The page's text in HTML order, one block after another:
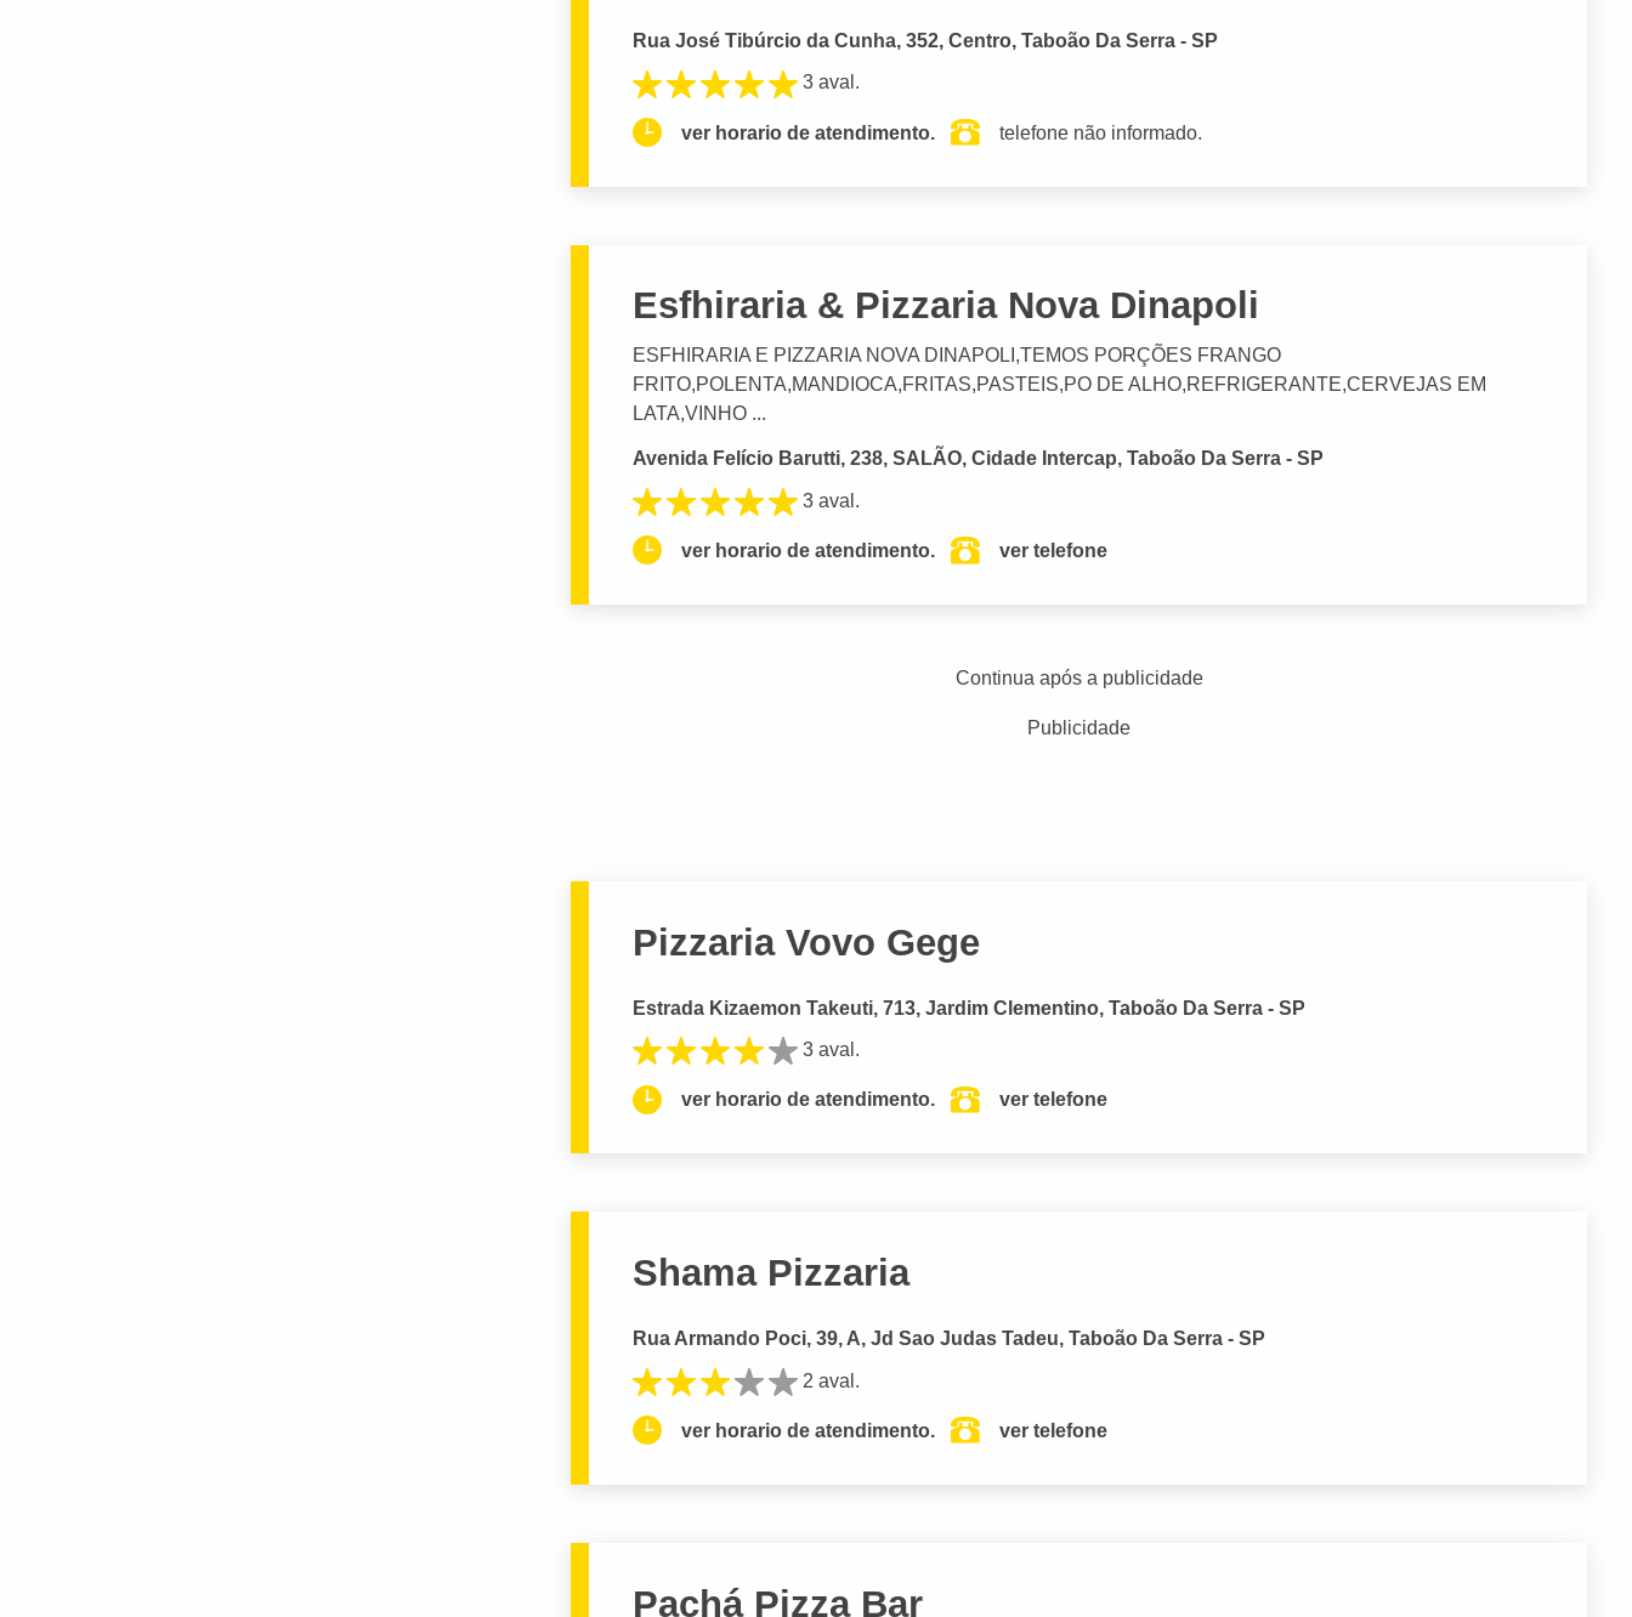
Rua José Tibúrcio da Cunha, 352, Centro, Taboão Da Serra - SP
3 aval.
ver horario de atendimento. telefone não informado.
Esfhiraria & Pizzaria Nova Dinapoli
ESFHIRARIA E PIZZARIA NOVA DINAPOLI,TEMOS PORÇÕES FRANGO
FRITO,POLENTA,MANDIOCA,FRITAS,PASTEIS,PO DE ALHO,REFRIGERANTE,CERVEJAS EM
LATA,VINHO ...
Avenida Felício Barutti, 238, SALÃO, Cidade Intercap, Taboão Da Serra - SP
3 aval.
ver horario de atendimento. ver telefone
Continua após a publicidade
Publicidade
Pizzaria Vovo Gege
Estrada Kizaemon Takeuti, 713, Jardim Clementino, Taboão Da Serra - SP
3 aval.
ver horario de atendimento. ver telefone
Shama Pizzaria
Rua Armando Poci, 39, A, Jd Sao Judas Tadeu, Taboão Da Serra - SP
2 aval.
ver horario de atendimento. ver telefone
Pachá Pizza Bar